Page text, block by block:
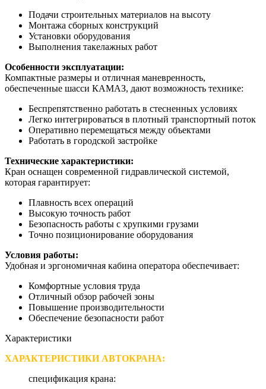
Подачи строительных материалов на высоту
Монтажа сборных конструкций
Установки оборудования
Выполнения такелажных работ
Особенности эксплуатации:
Компактные размеры и отличная маневренность,
обеспеченные шасси КАМАЗ, дают возможность технике:
Беспрепятственно работать в стесненных условиях
Легко интегрироваться в плотный транспортный поток
Оперативно перемещаться между объектами
Работать в городской застройке
Технические характеристики:
Кран оснащен современной гидравлической системой,
которая гарантирует:
Плавность всех операций
Высокую точность работ
Безопасность работы с хрупкими грузами
Точно позиционирование оборудования
Условия работы:
Удобная и эргономичная кабина оператора обеспечивает:
Комфортные условия труда
Отличный обзор рабочей зоны
Повышение производительности
Обеспечение безопасности работ
Характеристики
ХАРАКТЕРИСТИКИ АВТОКРАНА:
спецификация крана: